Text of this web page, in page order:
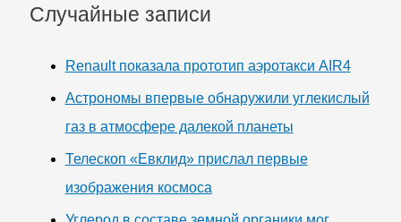
Случайные записи
Renault показала прототип аэротакси AIR4
Астрономы впервые обнаружили углекислый
газ в атмосфере далекой планеты
Телескоп «Евклид» прислал первые
изображения космоса